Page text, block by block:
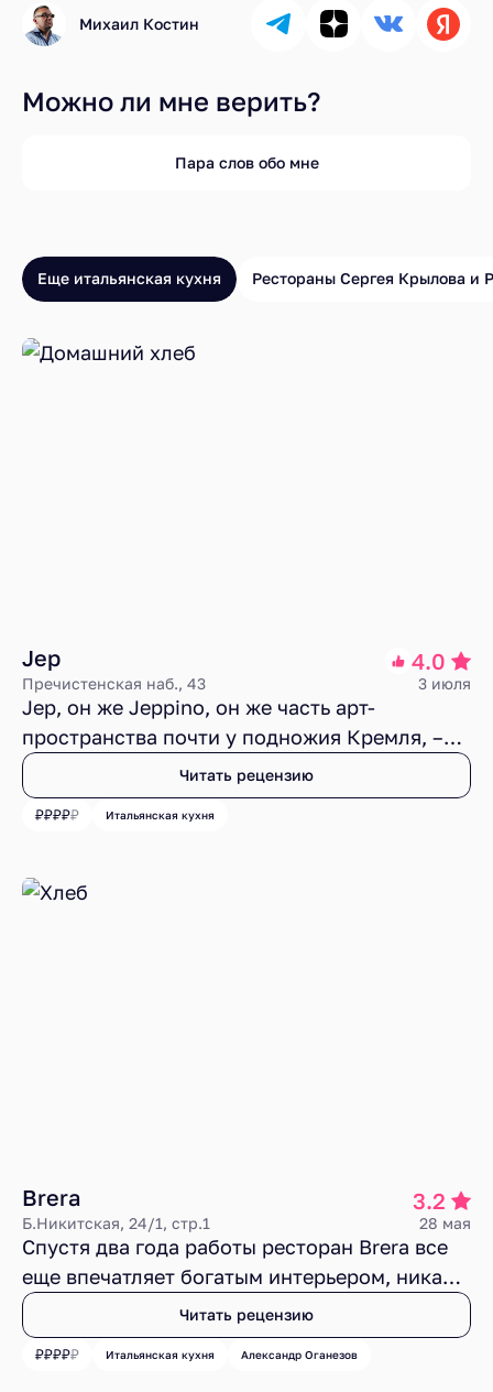
Можно ли мне верить?
Пара слов обо мне
Михаил Костин
Еще итальянская кухня Рестораны Сергея Крылова и
Jep 4.0
Пречистенская наб., 43 3 июля
Jep, он же Jeppino, он же часть арт-
пространства почти у подножия Кремля, –
проект современный, светлый, дорогой и с
легкой нотой заносчивости, что, как я понял,
соответствует характеру местной публики. В
понятная и во многом вкусная. Сервис
Читать рецензию
Итальянская кухня
Brera 3.2
Б.Никитская, 24/1, стр.1 28 мая
Спустя два года работы ресторан Brera все
еще впечатляет богатым интерьером, никак
не удивляет своим меню, временами
расстраивает едой и не вызывает лишнего
раздражения своим обслуживанием.
Читать рецензию
Итальянская кухня Александр Оганезов